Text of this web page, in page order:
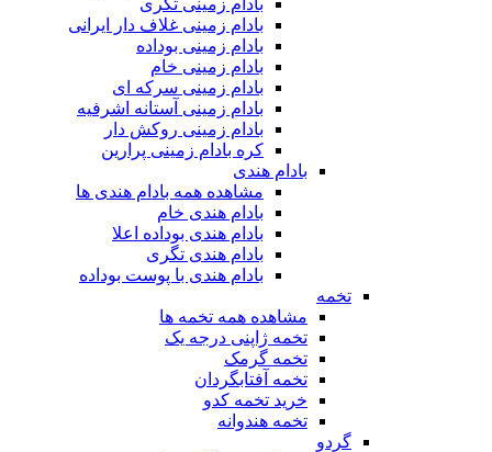
بادام زمینی تگری
بادام زمینی غلاف دار ایرانی
بادام زمینی بوداده
بادام زمینی خام
بادام زمینی سرکه ای
بادام زمینی آستانه اشرفیه
بادام زمینی روکش دار
کره بادام زمینی پرارین
بادام هندی
مشاهده همه بادام هندی ها
بادام هندی خام
بادام هندی بوداده اعلا
بادام هندی تگری
بادام هندی با پوست بوداده
تخمه
مشاهده همه تخمه ها
تخمه ژاپنی درجه یک
تخمه گرمک
تخمه آفتابگردان
خرید تخمه کدو
تخمه هندوانه
گردو